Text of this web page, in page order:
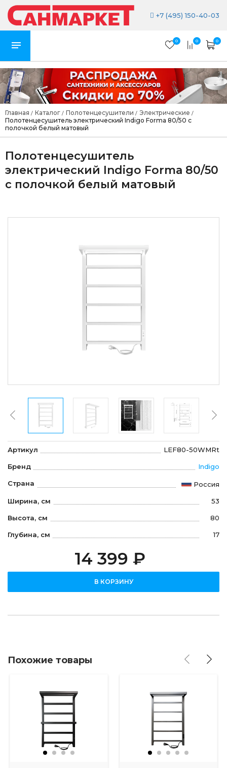
+7 (495) 150-40-03
0 0 0
Главная / Каталог / Полотенцесушители / Электрические /
Полотенцесушитель электрический Indigo Forma 80/50 с
полочкой белый матовый
Полотенцесушитель
электрический Indigo Forma 80/50
с полочкой белый матовый
Артикул LEF80-50WMRt
Бренд Indigo
Страна Россия
Ширина, см 53
Высота, см 80
Глубина, см 17
14 399 ₽
В КОРЗИНУ
Похожие товары